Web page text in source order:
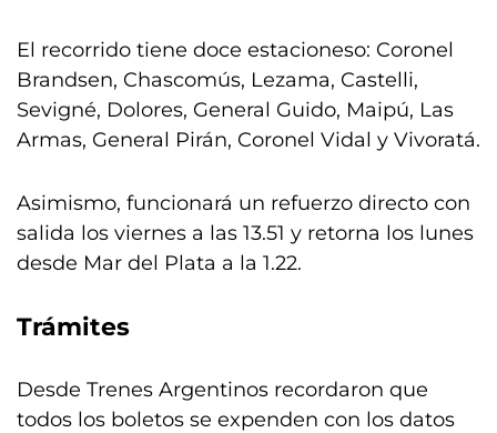
El recorrido tiene doce estacioneso: Coronel
Brandsen, Chascomús, Lezama, Castelli,
Sevigné, Dolores, General Guido, Maipú, Las
Armas, General Pirán, Coronel Vidal y Vivoratá.
Asimismo, funcionará un refuerzo directo con
salida los viernes a las 13.51 y retorna los lunes
desde Mar del Plata a la 1.22.
Trámites
Desde Trenes Argentinos recordaron que
todos los boletos se expenden con los datos